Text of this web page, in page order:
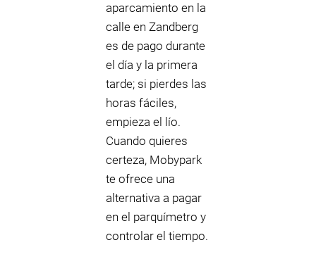
aparcamiento en la
calle en Zandberg
es de pago durante
el día y la primera
tarde; si pierdes las
horas fáciles,
empieza el lío.
Cuando quieres
certeza, Mobypark
te ofrece una
alternativa a pagar
en el parquímetro y
controlar el tiempo.